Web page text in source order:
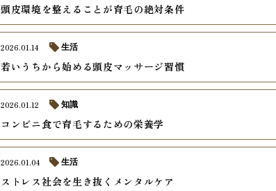
頭皮環境を整えることが育毛の絶対条件
若いうちから始める頭皮マッサージ習慣
2026.01.14 生活
コンビニ食で育毛するための栄養学
2026.01.12 知識
ストレス社会を生き抜くメンタルケア
2026.01.04 生活